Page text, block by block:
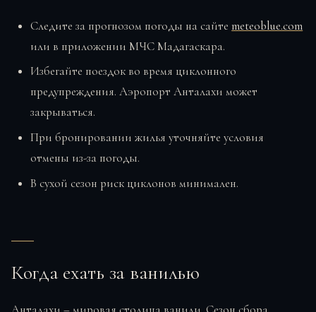
Следите за прогнозом погоды на сайтеmeteoblue.com
или в приложении МЧС Мадагаскара.
Избегайте поездок во время циклонного
предупреждения. Аэропорт Анталахи может
закрываться.
При бронировании жилья уточняйте условия
отмены из-за погоды.
В сухой сезон риск циклонов минимален.
Когда ехать за ванилью